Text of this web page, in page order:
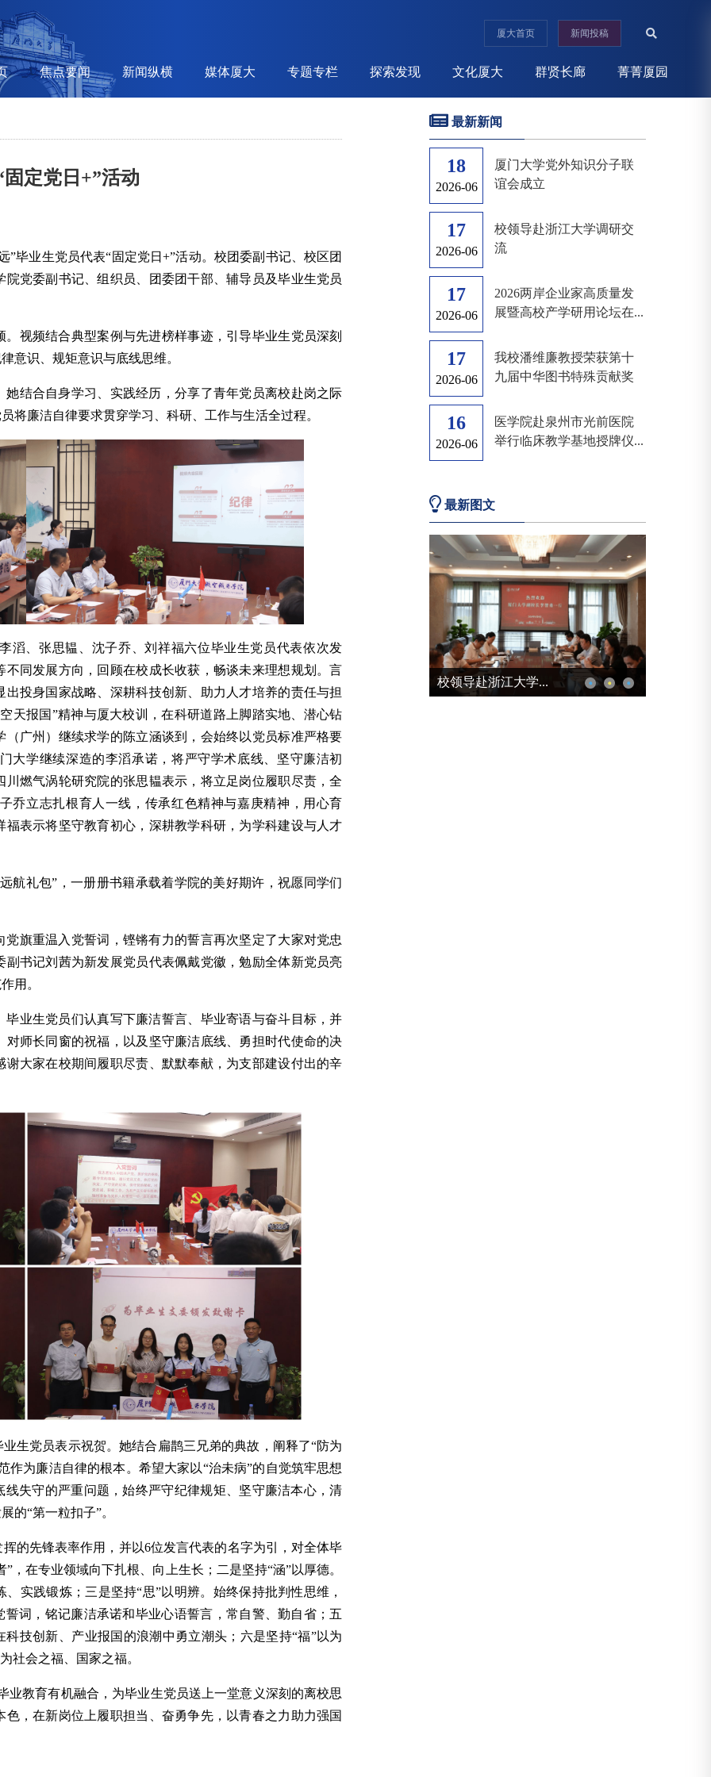
厦大首页 新闻投稿
焦点要闻 新闻纵横 媒体厦大 专题专栏 探索发现 文化厦大 群贤长廊 菁菁厦园
定党日+”活动
毕业生党员代表“固定党日+”活动。校团委副书记、校区团
党委副书记、组织员、团委团干部、辅导员及毕业生党员
视频结合典型案例与先进榜样事迹，引导毕业生党员深刻
意识、规矩意识与底线思维。
结合自身学习、实践经历，分享了青年党员离校赴岗之际
将廉洁自律要求贯穿学习、科研、工作与生活全过程。
滔、张思韫、沈子乔、刘祥福六位毕业生党员代表依次发
同发展方向，回顾在校成长收获，畅谈未来理想规划。言
投身国家战略、深耕科技创新、助力人才培养的责任与担
天报国”精神与厦大校训，在科研道路上脚踏实地、潜心钻
广州）继续求学的陈立涵谈到，会始终以党员标准严格要
大学继续深造的李滔承诺，将严守学术底线、坚守廉洁初
燃气涡轮研究院的张思韫表示，将立足岗位履职尽责，全
乔立志扎根育人一线，传承红色精神与嘉庚精神，用心育
表示将坚守教育初心，深耕教学科研，为学科建设与人才
航礼包”，一册册书籍承载着学院的美好期许，祝愿同学们
旗重温入党誓词，铿锵有力的誓言再次坚定了大家对党忠
副书记刘茜为新发展党员代表佩戴党徽，勉励全体新党员亮
用。
业生党员们认真写下廉洁誓言、毕业寄语与奋斗目标，并
师长同窗的祝福，以及坚守廉洁底线、勇担时代使命的决
大家在校期间履职尽责、默默奉献，为支部建设付出的辛
生党员表示祝贺。她结合扁鹊三兄弟的典故，阐释了“防为
为廉洁自律的根本。希望大家以“治未病”的自觉筑牢思想
失守的严重问题，始终严守纪律规矩、坚守廉洁本心，清
的“第一粒扣子”。
的先锋表率作用，并以6位发言代表的名字为引，对全体毕
，在专业领域向下扎根、向上生长；二是坚持“涵”以厚德。
实践锻炼；三是坚持“思”以明辨。始终保持批判性思维，
词，铭记廉洁承诺和毕业心语誓言，常自警、勤自省；五
技创新、产业报国的浪潮中勇立潮头；六是坚持“福”以为
社会之福、国家之福。
业教育有机融合，为毕业生党员送上一堂意义深刻的离校思
，在新岗位上履职担当、奋勇争先，以青春之力助力强国
最新新闻
18
2026-06
厦门大学党外知识分子联
谊会成立
17
2026-06
校领导赴浙江大学调研交
流
17
2026-06
2026两岸企业家高质量发
展暨高校产学研用论坛在...
17
2026-06
我校潘维廉教授荣获第十
九届中华图书特殊贡献奖
16
2026-06
医学院赴泉州市光前医院
举行临床教学基地授牌仪...
最新图文
2026两岸企业家高...